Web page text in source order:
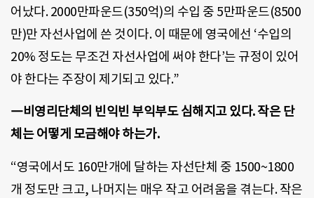
어났다. 2000만파운드(350억)의 수입 중 5만파운드(8500
만)만 자선사업에 쓴 것이다. 이 때문에 영국에선 ‘수입의
20% 정도는 무조건 자선사업에 써야 한다’는 규정이 있어
야 한다는 주장이 제기되고 있다.”
―비영리단체의 빈익빈 부익부도 심해지고 있다. 작은 단
체는 어떻게 모금해야 하는가.
“영국에서도 160만개에 달하는 자선단체 중 1500~1800
개 정도만 크고, 나머지는 매우 작고 어려움을 겪는다. 작은